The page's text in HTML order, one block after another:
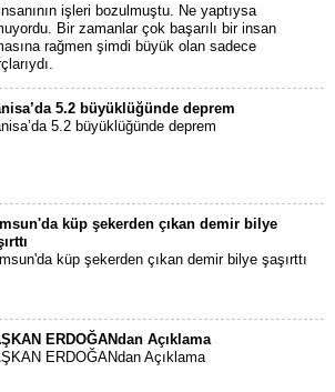
işleri bozulmuştu. Ne yaptıysa
Bir zamanlar çok başarılı bir insan
rağmen şimdi büyük olan sadece
5.2 büyüklüğünde deprem
5.2 büyüklüğünde deprem
küp şekerden çıkan demir bilye
küp şekerden çıkan demir bilye şaşırttı
ERDOĞANdan Açıklama
ERDOĞANdan Açıklama